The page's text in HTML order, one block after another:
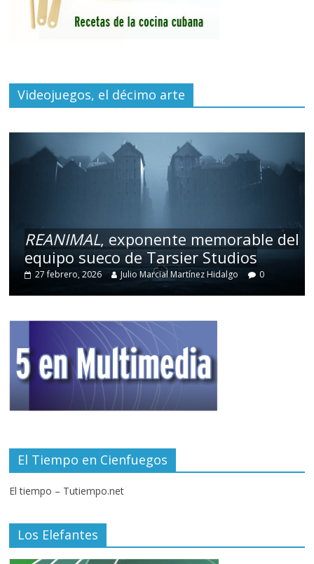
Videojuegos, el décimo arte
REANIMAL, exponente memorable del
equipo sueco de Tarsier Studios
27 febrero, 2026 Julio Marcial Martínez Hidalgo 0
El Tiempo en Cienfuegos
El tiempo – Tutiempo.net
Los Elefantes